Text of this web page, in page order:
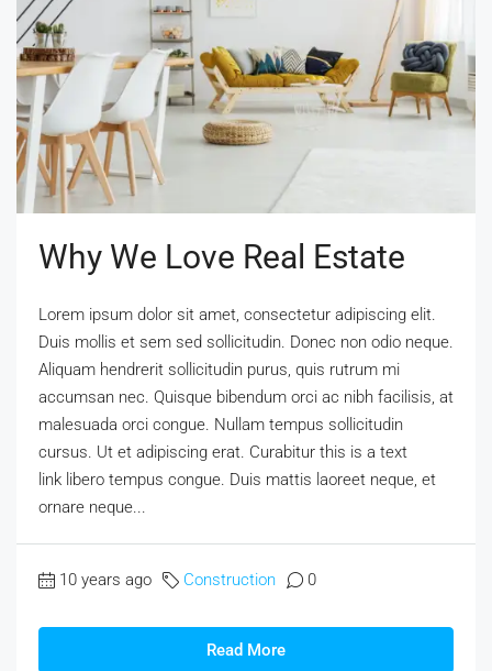
Why We Love Real Estate
Lorem ipsum dolor sit amet, consectetur adipiscing elit.
Duis mollis et sem sed sollicitudin. Donec non odio neque.
Aliquam hendrerit sollicitudin purus, quis rutrum mi
accumsan nec. Quisque bibendum orci ac nibh facilisis, at
malesuada orci congue. Nullam tempus sollicitudin
cursus. Ut et adipiscing erat. Curabitur this is a text
link libero tempus congue. Duis mattis laoreet neque, et
ornare neque...
10 years ago Construction 0
Read More